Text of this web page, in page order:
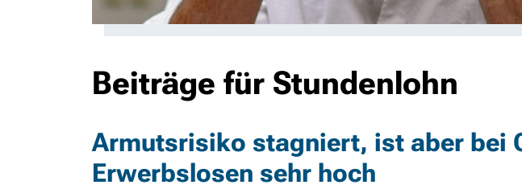
Beiträge für Stundenlohn
Armutsrisiko stagniert, ist aber bei
Erwerbslosen sehr hoch